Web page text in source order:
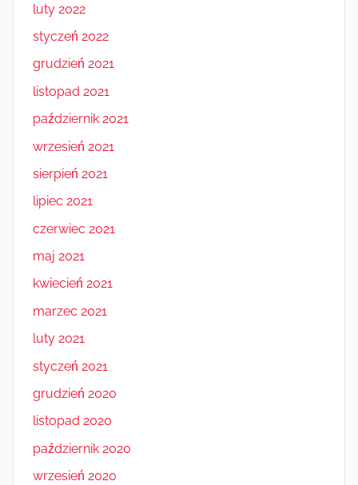
luty 2022
styczeń 2022
grudzień 2021
listopad 2021
październik 2021
wrzesień 2021
sierpień 2021
lipiec 2021
czerwiec 2021
maj 2021
kwiecień 2021
marzec 2021
luty 2021
styczeń 2021
grudzień 2020
listopad 2020
październik 2020
wrzesień 2020